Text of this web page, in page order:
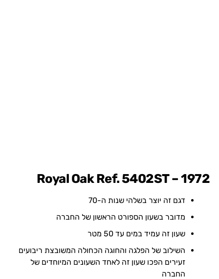
1972 – Royal Oak Ref. 5402ST
דגם זה יוצר בשלהי שנות ה-70
מדובר בשעון הספורט הראשון של החברה
שעון זה עמיד במים עד 50 מטר
השילוב של הפלגה והחוגה הכחולה המשובצת ריבועים
זעירים הפכו שעון זה לאחד השעונים המיוחדים של
החברה